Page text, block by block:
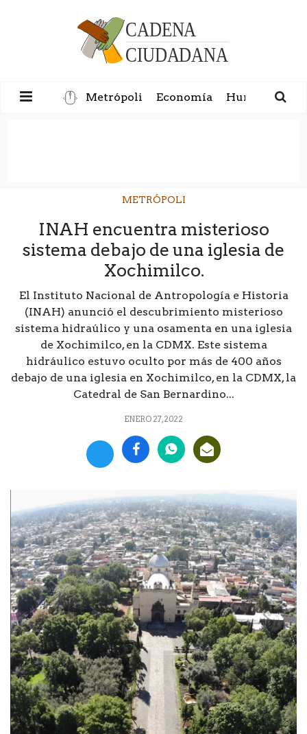
Metrópoli Economía Humanidad
METRÓPOLI
INAH encuentra misterioso
sistema debajo de una iglesia de
Xochimilco.
El Instituto Nacional de Antropología e Historia
(INAH) anunció el descubrimiento misterioso
sistema hidraúlico y una osamenta en una iglesia
de Xochimilco, en la CDMX. Este sistema
hidráulico estuvo oculto por más de 400 años
debajo de una iglesia en Xochimilco, en la CDMX, la
Catedral de San Bernardino...
ENERO 27, 2022